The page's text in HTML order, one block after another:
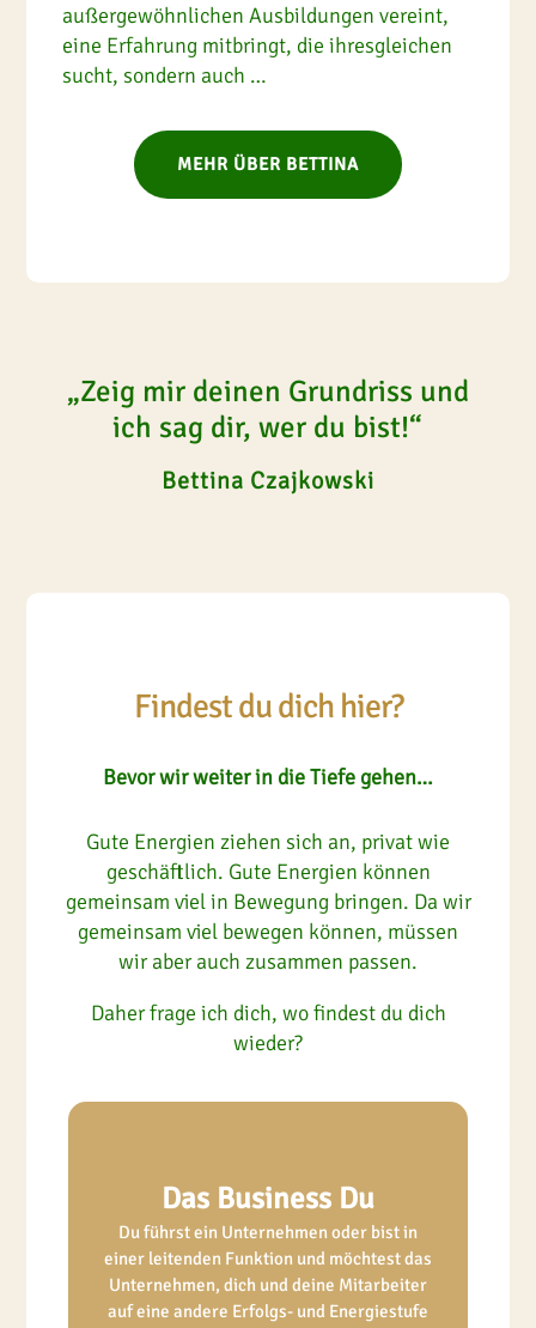
außergewöhnlichen Ausbildungen vereint,
eine Erfahrung mitbringt, die ihresgleichen
sucht, sondern auch …
MEHR ÜBER BETTINA
„Zeig mir deinen Grundriss und
ich sag dir, wer du bist!“
Bettina Czajkowski
Findest du dich hier?
Bevor wir weiter in die Tiefe gehen…
Gute Energien ziehen sich an, privat wie
geschäftlich. Gute Energien können
gemeinsam viel in Bewegung bringen. Da wir
gemeinsam viel bewegen können, müssen
wir aber auch zusammen passen.
Daher frage ich dich, wo findest du dich
wieder?
Das Business Du
Du führst ein Unternehmen oder bist in
einer leitenden Funktion und möchtest das
Unternehmen, dich und deine Mitarbeiter
auf eine andere Erfolgs- und Energiestufe